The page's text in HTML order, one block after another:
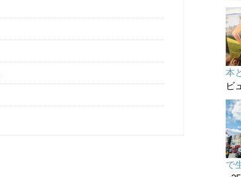
本
ビ
で